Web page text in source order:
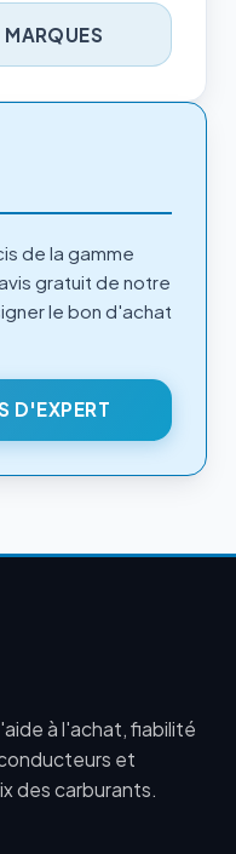
de la gamme
gratuit de notre
le bon d'achat
D'EXPERT
à l'achat, fiabilité
et
des carburants.